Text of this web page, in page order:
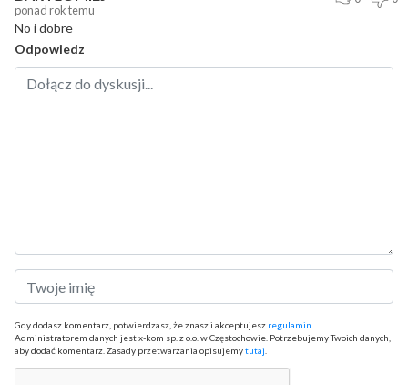
ponad rok temu
No i dobre
Odpowiedz
Gdy dodasz komentarz, potwierdzasz, że znasz i akceptujesz regulamin
Administratorem danych jest x-kom sp. z o.o. w Częstochowie. Potrzebujemy Twoich danych,
aby dodać komentarz. Zasady przetwarzania opisujemytutaj